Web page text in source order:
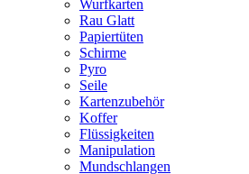
Wurfkarten
Rau Glatt
Papiertüten
Schirme
Pyro
Seile
Kartenzubehör
Koffer
Flüssigkeiten
Manipulation
Mundschlangen